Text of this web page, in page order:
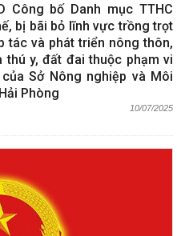
Công bố Danh mục TTHC
bị bãi bỏ lĩnh vực trồng trọt
tác và phát triển nông thôn,
y, đất đai thuộc phạm vi
Sở Nông nghiệp và Môi
Phòng
10/07/2025